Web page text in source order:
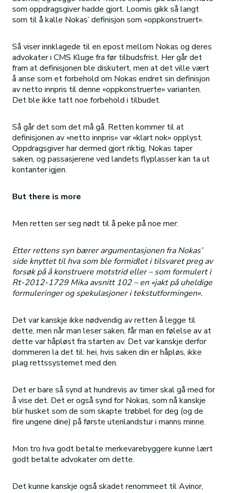
som oppdragsgiver hadde gjort. Loomis gikk så langt
som til å kalle Nokas’ definisjon som «oppkonstruert».
Så viser innklagede til en epost mellom Nokas og deres
advokater i CMS Kluge fra før tilbudsfrist. Her går det
fram at definisjonen ble diskutert, men at det ville vært
å anse som et forbehold om Nokas endret sin definisjon
av netto innpris til denne «oppkonstruerte» varianten.
Det ble ikke tatt noe forbehold i tilbudet.
Så går det som det må gå. Retten kommer til at
definisjonen av «netto innpris» var «klart nok» opplyst.
Oppdragsgiver har dermed gjort riktig, Nokas taper
saken, og passasjerene ved landets flyplasser kan ta ut
kontanter igjen.
But there is more
Men retten ser seg nødt til å peke på noe mer:
Etter rettens syn bærer argumentasjonen fra Nokas’
side knyttet til hva som ble formidlet i tilsvaret preg av
forsøk på å konstruere motstrid eller – som formulert i
Rt-2012-1729 Mika avsnitt 102 – en «jakt på uheldige
formuleringer og spekulasjoner i tekstutformingen».
Det var kanskje ikke nødvendig av retten å legge til
dette, men når man leser saken, får man en følelse av at
dette var håpløst fra starten av. Det var kanskje derfor
dommeren la det til: hei, hvis saken din er håpløs, ikke
plag rettssystemet med den.
Det er bare så synd at hundrevis av timer skal gå med for
å vise det. Det er også synd for Nokas, som nå kanskje
blir husket som de som skapte trøbbel for deg (og de
fire ungene dine) på første utenlandstur i manns minne.
Mon tro hva godt betalte merkevarebyggere kunne lært
godt betalte advokater om dette.
Det kunne kanskje også skadet renommeet til Avinor,